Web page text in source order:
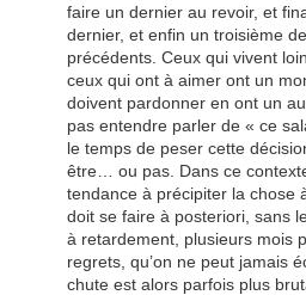
faire un dernier au revoir, et
dernier, et enfin un troisième
précédents. Ceux qui vivent
ceux qui ont à aimer ont un
doivent pardonner en ont un
pas entendre parler de « ce
le temps de peser cette
être… ou pas. Dans ce
tendance à précipiter la chose
doit se faire à posteriori, sans
à retardement, plusieurs mois
regrets, qu’on ne peut jamais
chute est alors parfois plus